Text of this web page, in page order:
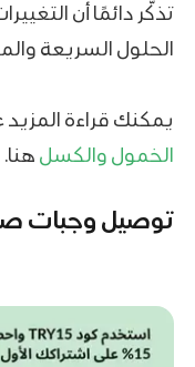
تذكّر دائمًا أن
الحلول السريعة
يمكنك قراءة
الخمول والكسل هنا.
توصيل وجبات